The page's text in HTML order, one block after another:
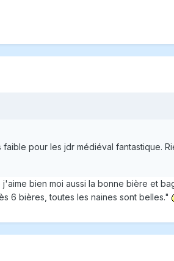
pour les jdr médiéval fantastique.
bien moi aussi la bonne bière et
6 bières, toutes les naines sont belles."